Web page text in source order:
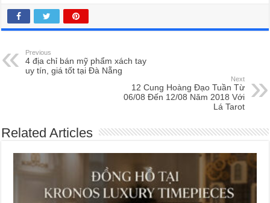
Previous
4 địa chỉ bán mỹ phẩm xách tay
uy tín, giá tốt tại Đà Nẵng
Next
12 Cung Hoàng Đạo Tuần Từ
06/08 Đến 12/08 Năm 2018 Với
Lá Tarot
Related Articles